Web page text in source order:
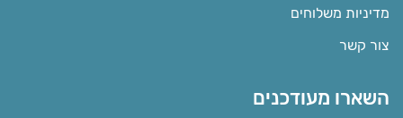
מדיניות משלוחים
צור קשר
השארו מעודכנים